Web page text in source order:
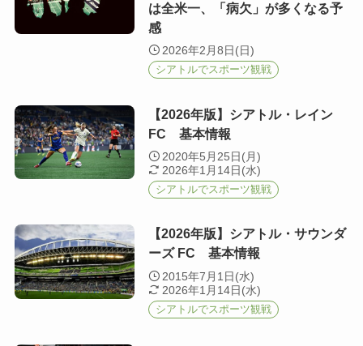
は全米一、「病欠」が多くなる予
感
2026年2月8日(日)
シアトルでスポーツ観戦
【2026年版】シアトル・レイン
FC 基本情報
2020年5月25日(月)
2026年1月14日(水)
シアトルでスポーツ観戦
【2026年版】シアトル・サウンダ
ーズ FC 基本情報
2015年7月1日(水)
2026年1月14日(水)
シアトルでスポーツ観戦